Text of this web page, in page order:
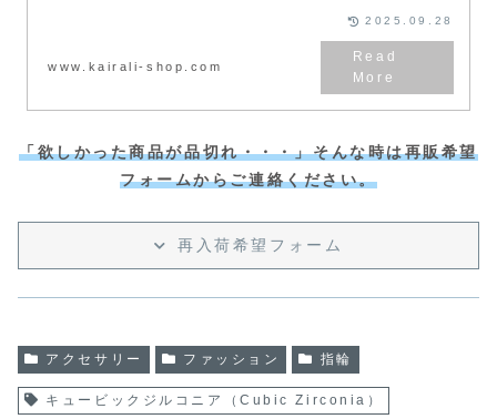
www.kairali-shop.com
2025.09.28
「欲しかった商品が品切れ・・・」そんな時は再販希望
フォームからご連絡ください。
再入荷希望フォーム
アクセサリー ファッション 指輪
キュービックジルコニア（Cubic Zirconia）